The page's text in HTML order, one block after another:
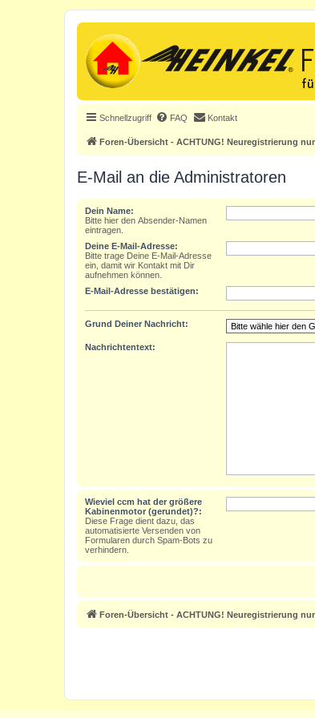
Schnellzugriff FAQ Kontakt
Foren-Übersicht - ACHTUNG! Neuregistrierung
E-Mail an die Administratoren
Dein Name:
Bitte hier den Absender-Namen
eintragen.
Deine E-Mail-Adresse:
Bitte trage Deine E-Mail-Adresse
ein, damit wir Kontakt mit Dir
aufnehmen können.
E-Mail-Adresse bestätigen:
Grund Deiner Nachricht:
Nachrichtentext:
Wieviel ccm hat der größere
Kabinenmotor (gerundet)?:
Diese Frage dient dazu, das
automatisierte Versenden von
Formularen durch Spam-Bots zu
verhindern.
Foren-Übersicht - ACHTUNG! Neuregistrierung